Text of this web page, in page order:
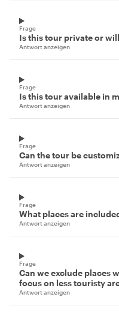
Frage
Is this tour private or
Antwort anzeigen
Frage
Is this tour available in
Antwort anzeigen
Frage
Can the tour be
Antwort anzeigen
Frage
What places are
Antwort anzeigen
Frage
Can we exclude places
focus on less touristy
Antwort anzeigen